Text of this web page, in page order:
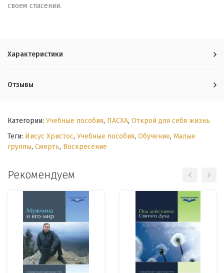
своем спасении.
Характеристики
Отзывы
Категории: Учебные пособия, ПАСХА, Открой для себя жизнь
Теги: Иисус Христос, Учебные пособия, Обучение, Малые
группы, Смерть, Воскресение
Рекомендуем